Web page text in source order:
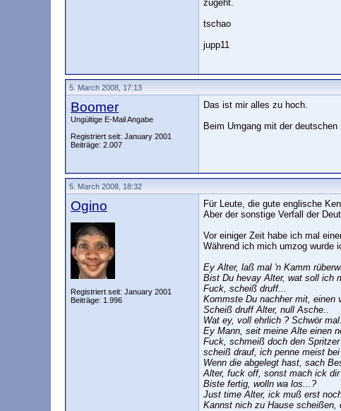
zugeht.
tschao
jupp11
5. March 2008, 17:13
Boomer
Ungültige E-Mail Angabe
Registriert seit: January 2001
Beiträge: 2.007
Das ist mir alles zu hoch.
Beim Umgang mit der
5. March 2008, 18:32
Ogino
Registriert seit: January 2001
Beiträge: 1.996
Für Leute, die gute englische
Aber der sonstige Verfall der
Vor einiger Zeit habe ich mal
Während ich mich umzog wurde
Ey Alter, laß mal 'n Kamm
Bist Du hevay Alter, wat soll ich
Fuck, scheiß druff...
Kommste Du nachher mit, einen
Scheiß druff Alter, null Asche..
Wat ey, voll ehrlich ? Schwör
Ey Mann, seit meine Alte einen
Fuck, schmeiß doch den Spritzer
scheiß drauf, ich penne meist
Wenn die abgelegt hast, sach
Alter, fuck off, sonst mach ick
Biste fertig, wolln wa los...?
Just time Alter, ick muß erst
Kannst nich zu Hause scheißen,